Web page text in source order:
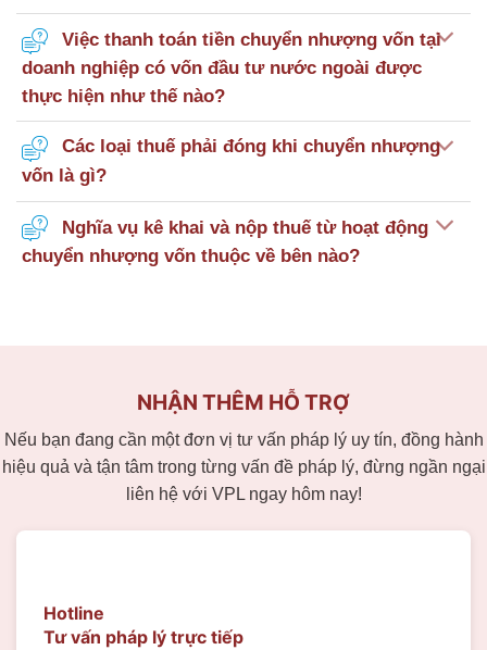
Việc thanh toán tiền chuyển nhượng vốn tại
doanh nghiệp có vốn đầu tư nước ngoài được
thực hiện như thế nào?
Các loại thuế phải đóng khi chuyển nhượng
vốn là gì?
Nghĩa vụ kê khai và nộp thuế từ hoạt động
chuyển nhượng vốn thuộc về bên nào?
NHẬN THÊM HỖ TRỢ
Nếu bạn đang cần một đơn vị tư vấn pháp lý uy tín, đồng hành
hiệu quả và tận tâm trong từng vấn đề pháp lý, đừng ngần ngại
liên hệ với VPL ngay hôm nay!
Hotline
Tư vấn pháp lý trực tiếp